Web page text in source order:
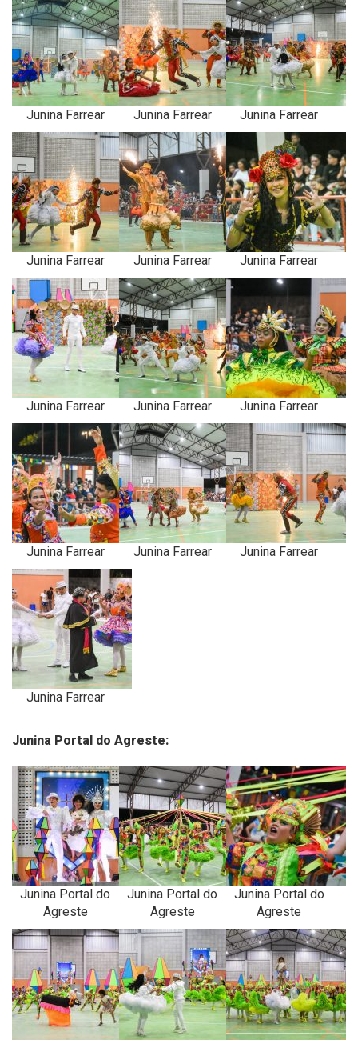
Junina Farrear Junina Farrear Junina Farrear
Junina Farrear Junina Farrear Junina Farrear
Junina Farrear Junina Farrear Junina Farrear
Junina Farrear Junina Farrear Junina Farrear
Junina Farrear
Junina Portal do Agreste:
Junina Portal do
Agreste
Junina Portal do
Agreste
Junina Portal do
Agreste